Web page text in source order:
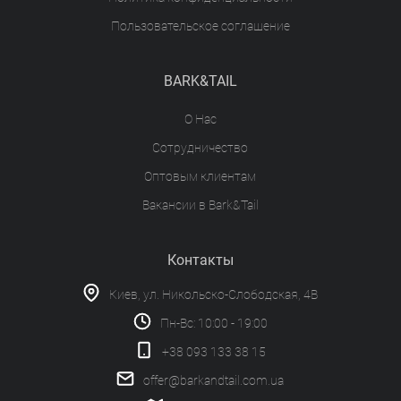
Пользовательское соглашение
BARK&TAIL
О Нас
Сотрудничество
Оптовым клиентам
Вакансии в Bark&Tail
Контакты
Киев, ул. Никольско-Слободская, 4В
Пн-Вс: 10:00 - 19:00
+38 093 133 38 15
offer@barkandtail.com.ua